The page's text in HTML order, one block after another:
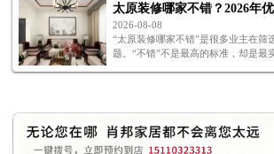
2026-08-08
“太原装修哪家不错”是很多业主在筛
题。“不错”不是最高的标准，却是